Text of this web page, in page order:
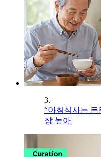
3.
“아침식사는 든
장 높아